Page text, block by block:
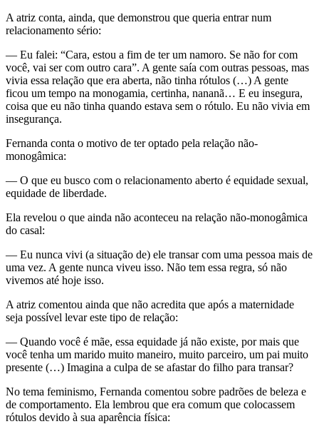
A atriz conta, ainda, que demonstrou que queria entrar num
relacionamento sério:
— Eu falei: “Cara, estou a fim de ter um namoro. Se não for com
você, vai ser com outro cara”. A gente saía com outras pessoas, mas
vivia essa relação que era aberta, não tinha rótulos (…) A gente
ficou um tempo na monogamia, certinha, nananã… E eu insegura,
coisa que eu não tinha quando estava sem o rótulo. Eu não vivia em
insegurança.
Fernanda conta o motivo de ter optado pela relação não-
monogâmica:
— O que eu busco com o relacionamento aberto é equidade sexual,
equidade de liberdade.
Ela revelou o que ainda não aconteceu na relação não-monogâmica
do casal:
— Eu nunca vivi (a situação de) ele transar com uma pessoa mais de
uma vez. A gente nunca viveu isso. Não tem essa regra, só não
vivemos até hoje isso.
A atriz comentou ainda que não acredita que após a maternidade
seja possível levar este tipo de relação:
— Quando você é mãe, essa equidade já não existe, por mais que
você tenha um marido muito maneiro, muito parceiro, um pai muito
presente (…) Imagina a culpa de se afastar do filho para transar?
No tema feminismo, Fernanda comentou sobre padrões de beleza e
de comportamento. Ela lembrou que era comum que colocassem
rótulos devido à sua aparência física: